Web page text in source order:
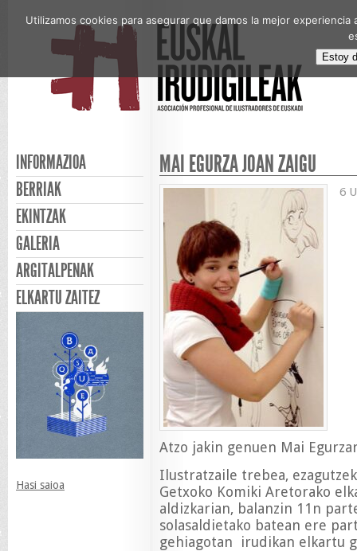
INFORMAZIOA
BERRIAK
EKINTZAK
GALERIA
ARGITALPENAK
ELKARTU ZAITEZ
Hasi saioa
MAI EGURZA JOAN ZAIGU
6
Atzo jakin genuen Mai
Ilustratzaile trebea,
Getxoko Komiki Aretorako
aldizkarian, balanzin 11n
solasaldietako batean ere
gehiagotan irudikan elkartu
Utilizamos cookies para asegurar que damos la mejor
Estoy